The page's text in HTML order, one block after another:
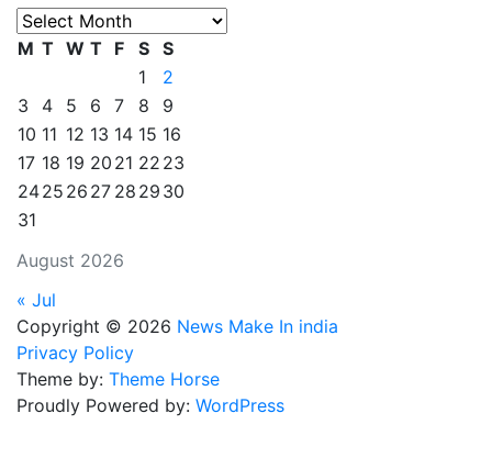
महिने
के
पढ़े
August 2026
M T W T F S S
1
2
3
4 5 6 7 8
9
10 11 12 13 14 15 16
17 18 19 20 21 22 23
2425 26 27 28 29 30
31
« Jul
Copyright © 2026 News Make In india
Privacy Policy
Theme by: Theme Horse
Proudly Powered by: WordPress